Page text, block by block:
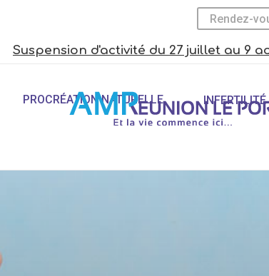
Rendez-
Suspension d'activité du 27 juillet au 9
PROCRÉATION NATURELLE INFERTILITÉ